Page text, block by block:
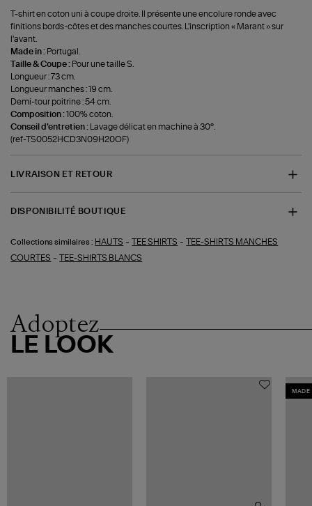
T-shirt en coton uni à coupe droite. Il présente une encolure ronde avec
finitions bords-côtes et des manches courtes. L'inscription « Marant » sur
l'avant.
Made in : Portugal.
Taille & Coupe : Pour une taille S.
Longueur : 73 cm.
Longueur manches : 19 cm.
Demi-tour poitrine : 54 cm.
Composition :100% coton.
Conseil d'entretien :
Lavage délicat en machine à 30°.
(ref-TS0052HCD3N09H20OF)
LIVRAISON ET RETOUR
DISPONIBILITÉ BOUTIQUE
Collections similaires : HAUTS -TEE SHIRTS -TEE-SHIRTS MANCHES
COURTES -TEE-SHIRTS BLANCS
Adoptez
LE LOOK
MADE